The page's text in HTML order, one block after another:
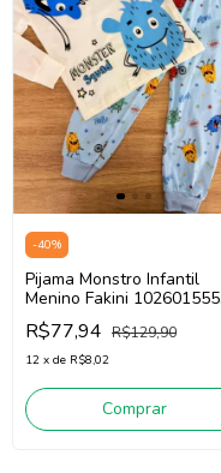
-40%
Pijama Monstro Infantil
Menino Fakini 102601555
(Off White/ Azul)
R$77,94 R$129,90
12 x de R$8,02
Comprar